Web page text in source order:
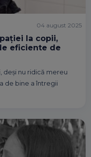
la copii,
eficiente de
deși nu ridică mereu
de bine a întregii
04 august 2025